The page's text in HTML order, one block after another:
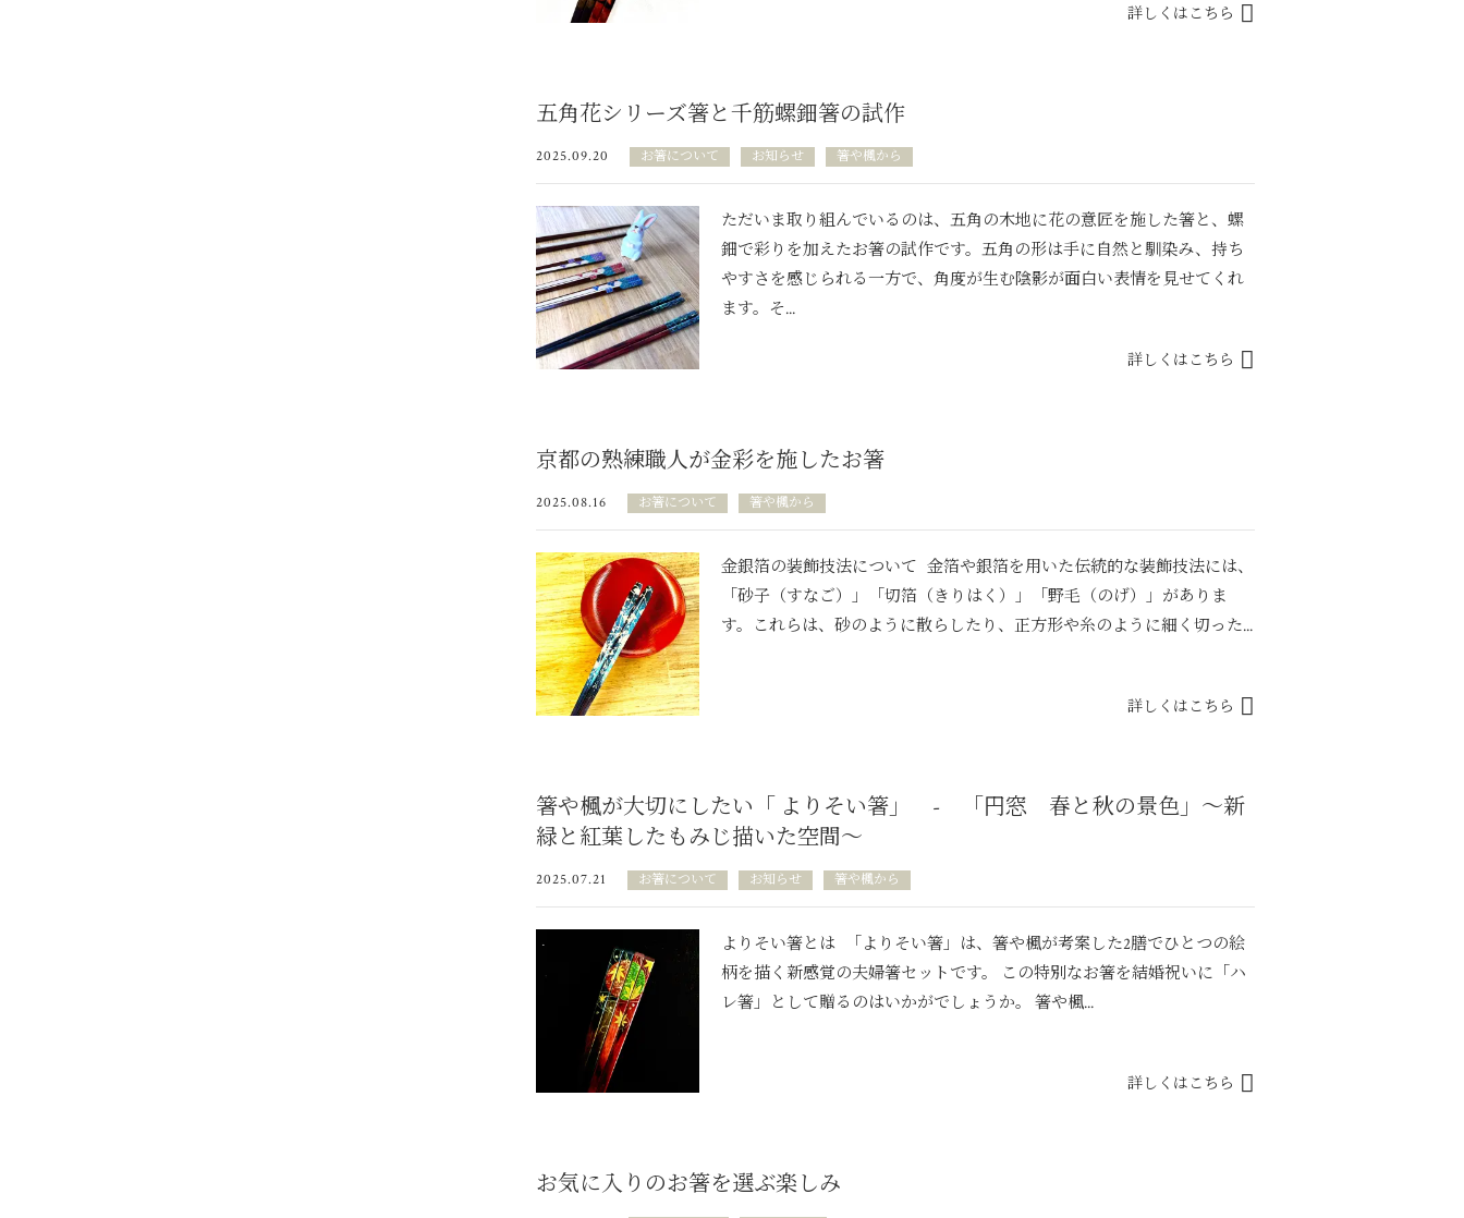
詳しくはこちら
五角花シリーズ箸と千筋螺鈿箸の試作
2025.09.20 お箸について お知らせ 箸や楓から
ただいま取り組んでいるのは、五角の木地に花の意匠を施した箸と、螺
鈿で彩りを加えたお箸の試作です。五角の形は手に自然と馴染み、持ち
やすさを感じられる一方で、角度が生む陰影が面白い表情を見せてくれ
ます。そ...
詳しくはこちら
京都の熟練職人が金彩を施したお箸
2025.08.16 お箸について 箸や楓から
金銀箔の装飾技法について 金箔や銀箔を用いた伝統的な装飾技法には、
「砂子（すなご）」「切箔（きりはく）」「野毛（のげ）」がありま
す。これらは、砂のように散らしたり、正方形や糸のように細く切った...
詳しくはこちら
箸や楓が大切にしたい「 よりそい箸」 - 「円窓 春と秋の景色」～新
緑と紅葉したもみじ描いた空間～
2025.07.21 お箸について お知らせ 箸や楓から
よりそい箸とは 「よりそい箸」は、箸や楓が考案した2膳でひとつの絵
柄を描く新感覚の夫婦箸セットです。 この特別なお箸を結婚祝いに「ハ
レ箸」として贈るのはいかがでしょうか。 箸や楓...
詳しくはこちら
お気に入りのお箸を選ぶ楽しみ